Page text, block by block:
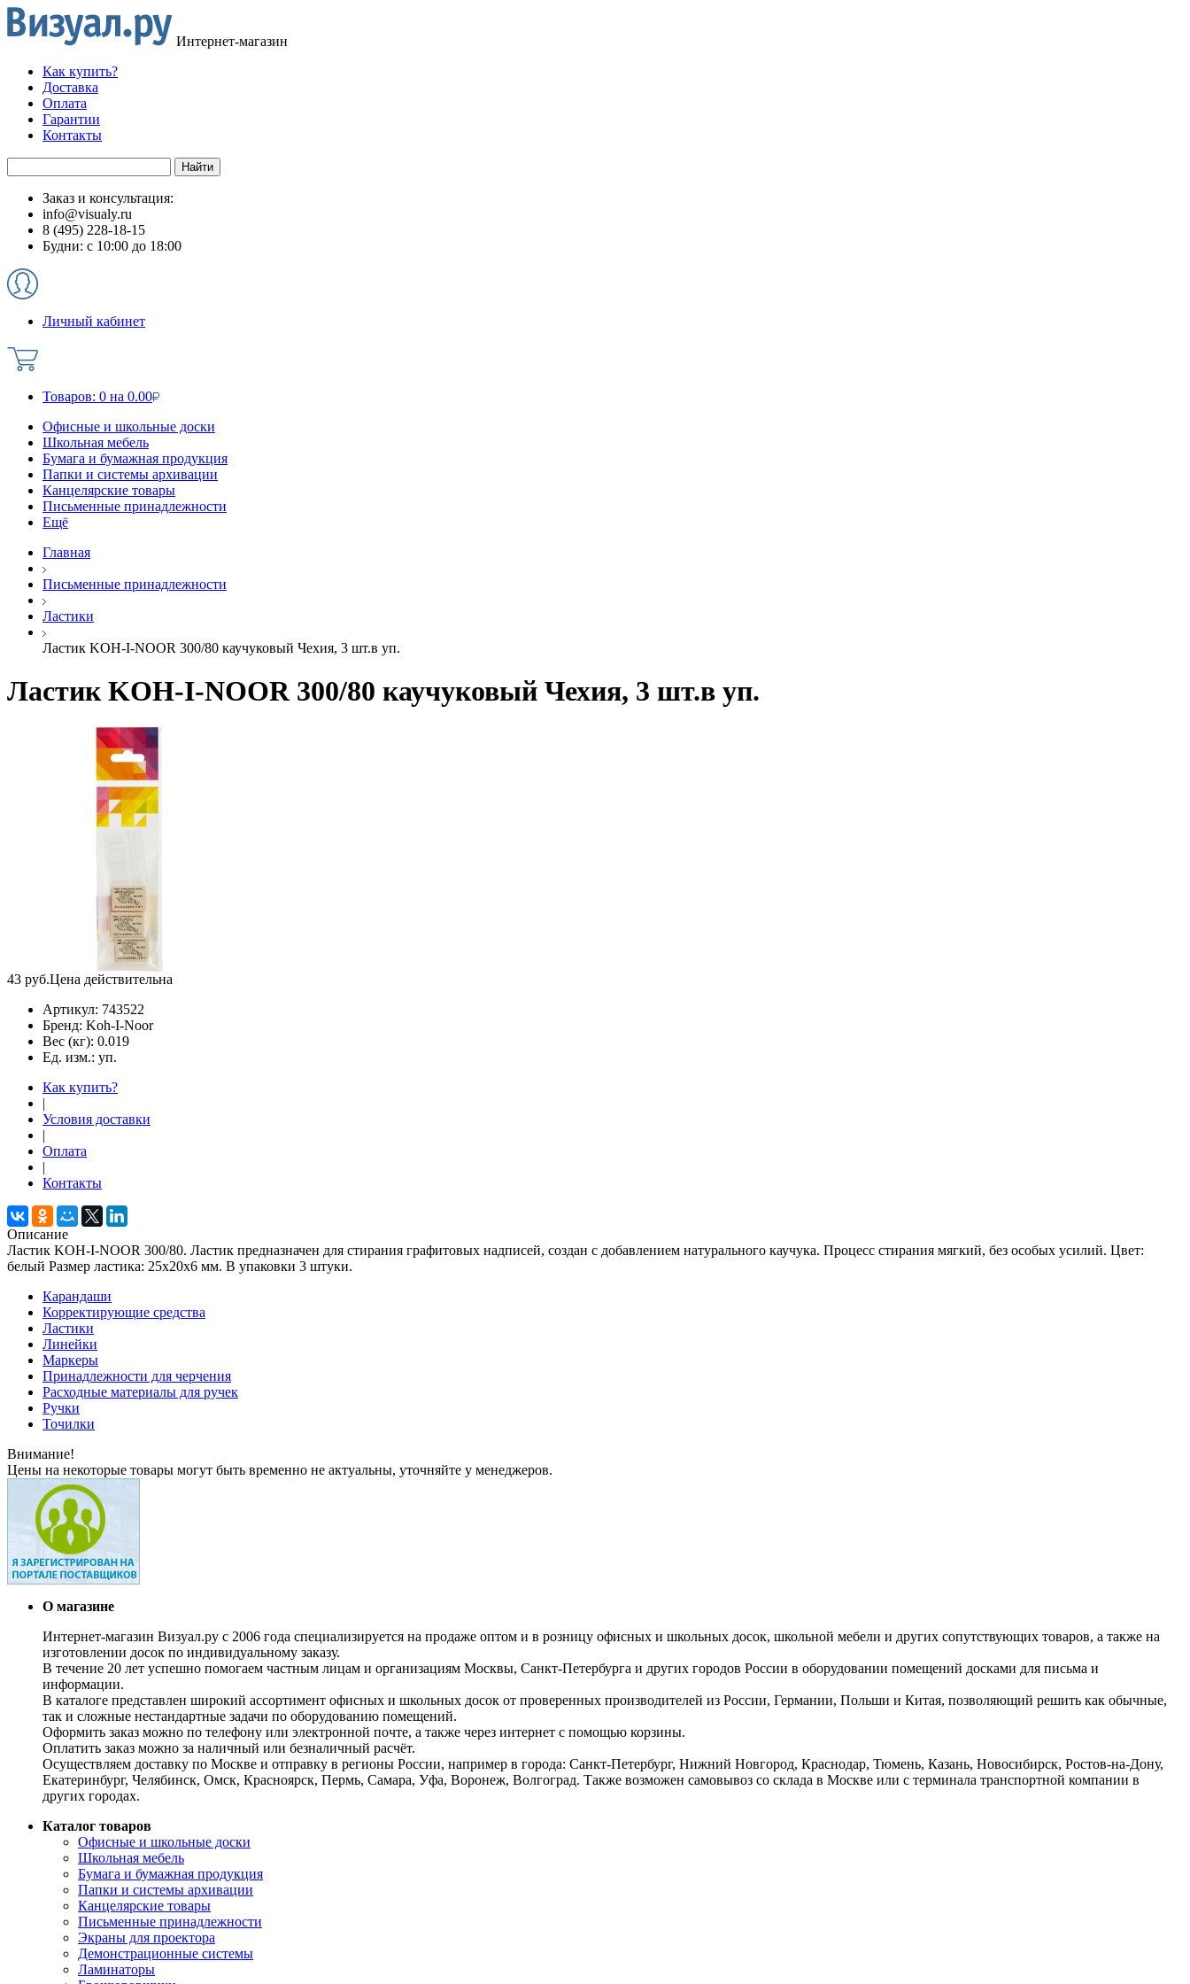
Интернет-магазин
Как купить?
Доставка
Оплата
Гарантии
Контакты
Заказ и консультация:
info@visualy.ru
8 (495) 228-18-15
Будни: с 10:00 до 18:00
Личный кабинет
Товаров: 0 на 0.00
Офисные и школьные доски
Школьная мебель
Бумага и бумажная продукция
Папки и системы архивации
Канцелярские товары
Письменные принадлежности
Ещё
Главная
Письменные принадлежности
Ластики
Ластик KOH-I-NOOR 300/80 каучуковый Чехия, 3 шт.в уп.
Ластик KOH-I-NOOR 300/80 каучуковый Чехия, 3 шт.в уп.
43 руб.Цена действительна
Артикул: 743522
Бренд: Koh-I-Noor
Вес (кг): 0.019
Ед. изм.: уп.
Как купить?
|
Условия доставки
|
Оплата
|
Контакты
Описание
Ластик KOH-I-NOOR 300/80. Ластик предназначен для стирания графитовых надписей, создан с добавлением натурального каучука. Процесс стирания мягкий, без особых усилий. Цвет:
белый Размер ластика: 25x20x6 мм. В упаковки 3 штуки.
Карандаши
Корректирующие средства
Ластики
Линейки
Маркеры
Принадлежности для черчения
Расходные материалы для ручек
Ручки
Точилки
Внимание!
Цены на некоторые товары могут быть временно не актуальны, уточняйте у менеджеров.
О магазине
Интернет-магазин Визуал.ру с 2006 года специализируется на продаже оптом и в розницу офисных и школьных досок, школьной мебели и других сопутствующих товаров, а также на
изготовлении досок по индивидуальному заказу.
В течение 20 лет успешно помогаем частным лицам и организациям Москвы, Санкт-Петербурга и других городов России в оборудовании помещений досками для письма и
информации.
В каталоге представлен широкий ассортимент офисных и школьных досок от проверенных производителей из России, Германии, Польши и Китая, позволяющий решить как обычные,
так и сложные нестандартные задачи по оборудованию помещений.
Оформить заказ можно по телефону или электронной почте, а также через интернет с помощью корзины.
Оплатить заказ можно за наличный или безналичный расчёт.
Осуществляем доставку по Москве и отправку в регионы России, например в города: Санкт-Петербург, Нижний Новгород, Краснодар, Тюмень, Казань, Новосибирск, Ростов-на-Дону,
Екатеринбург, Челябинск, Омск, Красноярск, Пермь, Самара, Уфа, Воронеж, Волгоград. Также возможен самовывоз со склада в Москве или с терминала транспортной компании в
других городах.
Каталог товаров
Офисные и школьные доски
Школьная мебель
Бумага и бумажная продукция
Папки и системы архивации
Канцелярские товары
Письменные принадлежности
Экраны для проектора
Демонстрационные системы
Ламинаторы